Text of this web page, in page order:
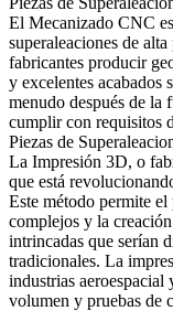
El Mecanizado CNC
superaleaciones de
fabricantes producir
y excelentes acabados
menudo después de la
cumplir con requisitos
Piezas de
La Impresión 3D, o
que está
Este método permite
complejos y la
intrincadas que serían
tradicionales. La
industrias
volumen y pruebas de